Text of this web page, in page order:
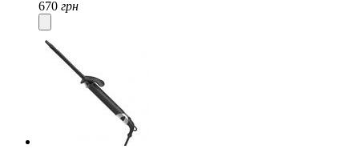
670 грн